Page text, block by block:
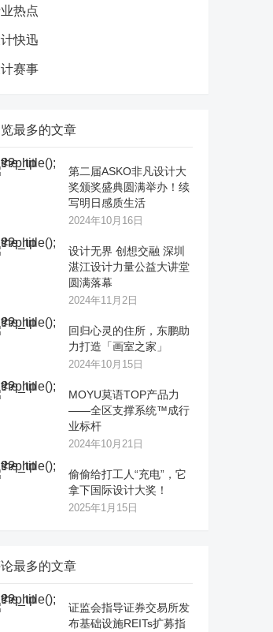
热点
快迅
赛事
最多的文章
第二届ASKO非凡设计大
奖颁奖盛典圆满举办！续
写明日感质生活
2024年10月16日
设计无界 创想交融 深圳
湛江设计力量公益大讲堂
圆满落幕
2024年11月2日
回归心灵的住所，东鹏助
力打造「画室之家」
2024年10月15日
MOYU莫语TOP产品力
——全区支撑系统™成行
业标杆
2024年10月21日
偷偷给打工人“充电”，它
拿下国际设计大奖！
2025年1月15日
最多的文章
证监会指导证券交易所发
布基础设施REITs扩募指